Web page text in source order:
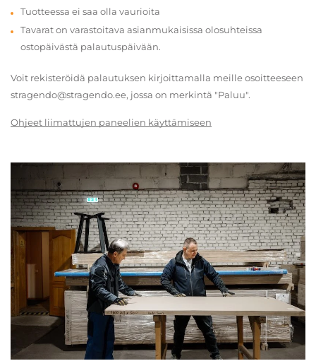
Tuotteessa ei saa olla vaurioita
Tavarat on varastoitava asianmukaisissa olosuhteissa
ostopäivästä palautuspäivään.
Voit rekisteröidä palautuksen kirjoittamalla meille osoitteeseen
stragendo@stragendo.ee, jossa on merkintä "Paluu".
Ohjeet liimattujen paneelien käyttämiseen